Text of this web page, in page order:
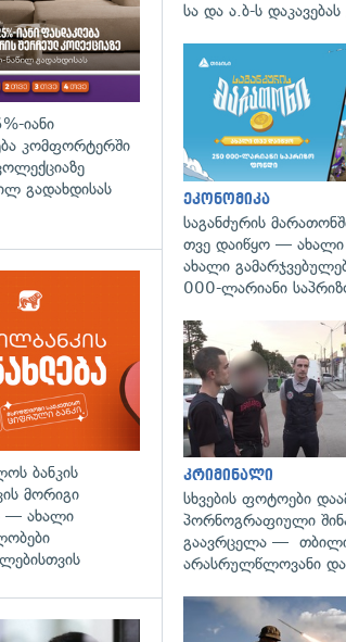
იანი
კომფორტერში
გადახდისას
ბანკის
მორიგი
— ახალი
სა და ა.ბ-ს დაკავებას
ეკონომიკა
საგანძურის
თვე დაიწყო — ახალი
ახალი
000-ლარიანი
კრიმინალი
სხვების ფოტოები
პორნოგრაფიული
გაავრცელა —
არასრულწლოვანი